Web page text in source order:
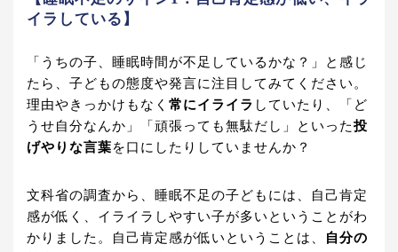
イラしている】
「うちの子、睡眠時間が不足しているかな？」と感じ
たら、子どもの態度や発言に注目してみてください。
理由やきっかけもなく 常にイライラ していたり、「ど
うせ自分なんか」「頑張っても無駄だし」といった投
げやりな言葉を口にしたりしていませんか？
文科省の調査から、睡眠不足の子どもには、自己肯定
感が低く、イライラしやすい子が多いということがわ
かりました。自己肯定感が低いということは、
自分の